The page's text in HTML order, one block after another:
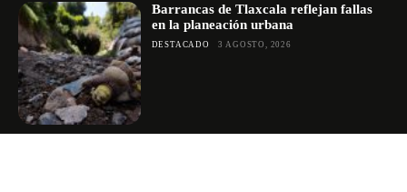
Barrancas de Tlaxcala reflejan fallas
en la planeación urbana
DESTACADO 3 AGOSTO, 2026